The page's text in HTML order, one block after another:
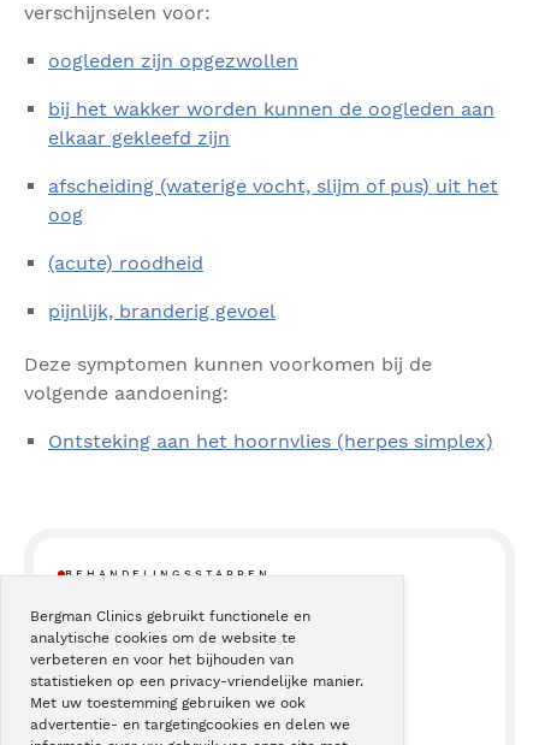
Bergman Clinics gebruikt functionele en
analytische cookies om de website te
verbeteren en voor het bijhouden van
statistieken op een privacy-vriendelijke manier.
Met uw toestemming gebruiken we ook
advertentie- en targetingcookies en delen we
verschijnselen voor:
oogleden zijn opgezwollen
bij het wakker worden kunnen de oogleden aan
elkaar gekleefd zijn
afscheiding (waterige vocht, slijm of pus) uit het
oog
(acute) roodheid
pijnlijk, branderig gevoel
Deze symptomen kunnen voorkomen bij de
volgende aandoening:
Ontsteking aan het hoornvlies (herpes simplex)
BEHANDELINGSSTAPPEN
20Moeite met zien